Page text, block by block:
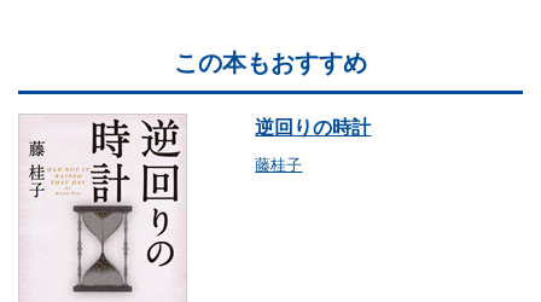
この本もおすすめ
逆回りの時計
藤桂子